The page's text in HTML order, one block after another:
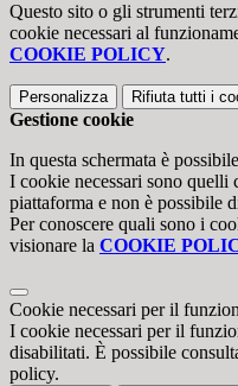
Questo sito o gli strumenti
cookie necessari al
COOKIE POLICY.
Personalizza Rifiuta tutti i
Gestione cookie
In questa schermata è
I cookie necessari sono quelli
piattaforma e non è possibile
Per conoscere quali sono i
visionare la COOKIE
Cookie necessari per il
I cookie necessari per il
disabilitati. È possibile
policy.